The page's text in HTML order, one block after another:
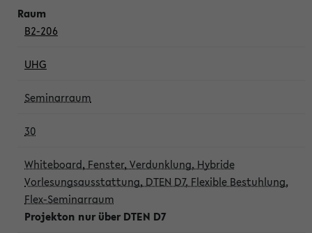
B2-206
UHG
Seminarraum
30
Whiteboard, Fenster, Verdunklung, Hybride
Vorlesungsausstattung, DTEN D7, Flexible Bestuhlung,
Flex-Seminarraum
Projekton nur über DTEN D7